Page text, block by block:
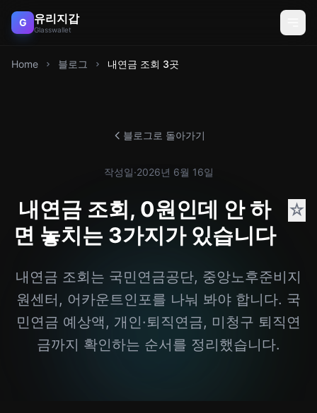
G 유리지갑
Glasswallet
Home 블로그 내연금 조회 3곳
블로그로 돌아가기
작성일·2026년 6월 16일
내연금 조회, 0원인데 안 하
면 놓치는 3가지가 있습니다
☆
내연금 조회는 국민연금공단, 중앙노후준비지
원센터, 어카운트인포를 나눠 봐야 합니다. 국
민연금 예상액, 개인·퇴직연금, 미청구 퇴직연
금까지 확인하는 순서를 정리했습니다.